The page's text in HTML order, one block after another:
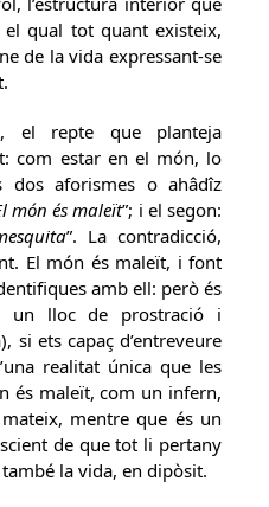
qual tot quant existeix,
de la vida expressant-se
el repte que planteja
com estar en el món, lo
aforismes o ahâdîz
món és maleït”; i el segon:
”. La contradicció,
El món és maleït, i font
amb ell: però és
un lloc de prostració i
si ets capaç d’entreveure
realitat única que les
és maleït, com un infern,
mentre que és un
de que tot li pertany
la vida, en dipòsit.